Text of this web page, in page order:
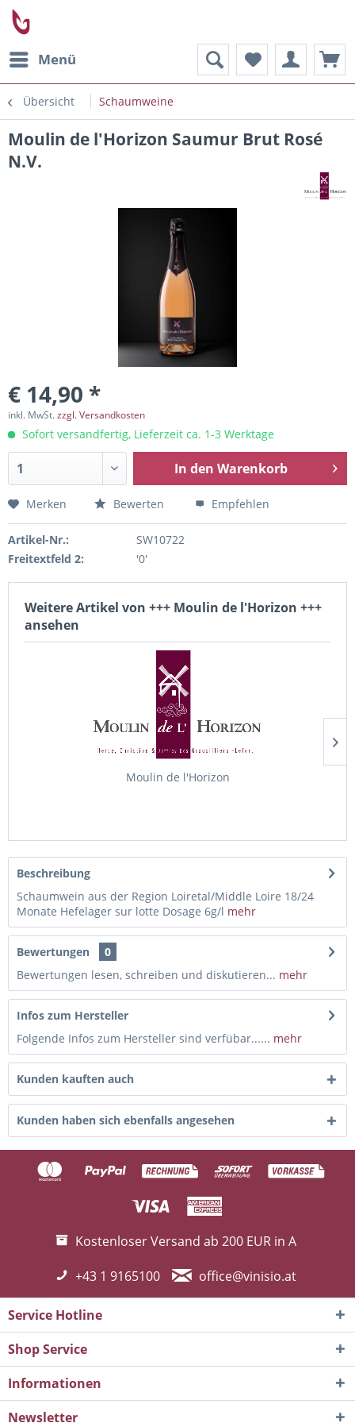
Menü
Übersicht Schaumweine
Moulin de l'Horizon Saumur Brut Rosé
N.V.
€ 14,90 *
inkl. MwSt.zzgl. Versandkosten
Sofort versandfertig, Lieferzeit ca. 1-3 Werktage
In den Warenkorb
Merken Bewerten Empfehlen
Artikel-Nr.:
SW10722
Freitextfeld 2:
'0'
Weitere Artikel von +++ Moulin de l'Horizon +++
ansehen
Moulin de l'Horizon
Beschreibung
Schaumwein aus der Region Loiretal/Middle Loire 18/24
Monate Hefelager sur lotte Dosage 6g/l mehr
Bewertungen
0
Bewertungen lesen, schreiben und diskutieren... mehr
Infos zum Hersteller
Folgende Infos zum Hersteller sind verfübar...... mehr
Kunden kauften auch
Kunden haben sich ebenfalls angesehen
Kostenloser Versand ab 200 EUR in A
+43 1 9165100
office@vinisio.at
Service Hotline
Shop Service
Informationen
Newsletter